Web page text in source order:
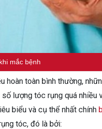
mắc bệnh
hoàn toàn bình thường,
lượng tóc rụng quá nhiều
biểu và cụ thể nhất chính
tóc, đó là bởi: